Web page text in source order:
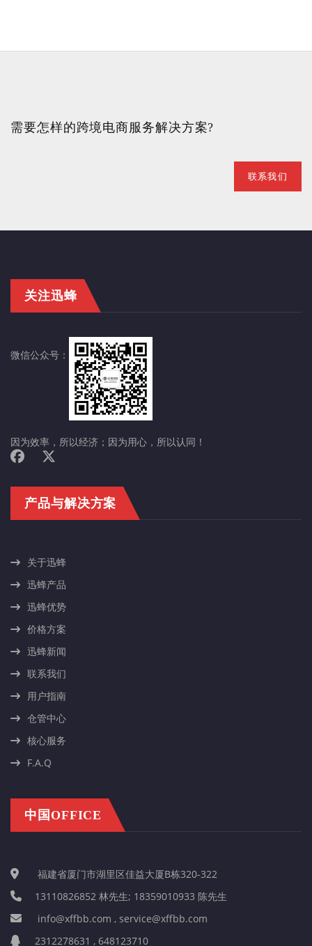
需要怎样的跨境电商服务解决方案?
联系我们
关注迅蜂
微信公众号：
因为效率，所以经济；因为用心，所以认同！
产品与解决方案
关于迅蜂
迅蜂产品
迅蜂优势
价格方案
迅蜂新闻
联系我们
用户指南
仓管中心
核心服务
F.A.Q
中国OFFICE
福建省厦门市湖里区佳益大厦B栋320-322
13110826852 林先生; 18359010933 陈先生
info@xffbb.com , service@xffbb.com
2312278631 , 648123710